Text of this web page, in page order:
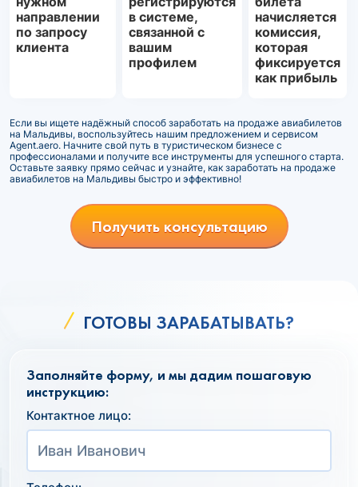
направлении
по запросу
клиента
в системе,
связанной с
вашим
профилем
начисляется
комиссия,
которая
фиксируется
как прибыль
Если вы ищете надёжный способ заработать на продаже авиабилетов
на Мальдивы, воспользуйтесь нашим предложением и сервисом
Agent.aero. Начните свой путь в туристическом бизнесе с
профессионалами и получите все инструменты для успешного старта.
Оставьте заявку прямо сейчас и узнайте, как заработать на продаже
авиабилетов на Мальдивы быстро и эффективно!
Получить консультацию
ГОТОВЫ ЗАРАБАТЫВАТЬ?
Заполняйте форму, и мы дадим пошаговую
инструкцию:
Контактное лицо: